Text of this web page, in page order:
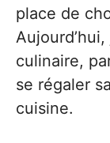
place de
culinaire,
se régaler
cuisine.